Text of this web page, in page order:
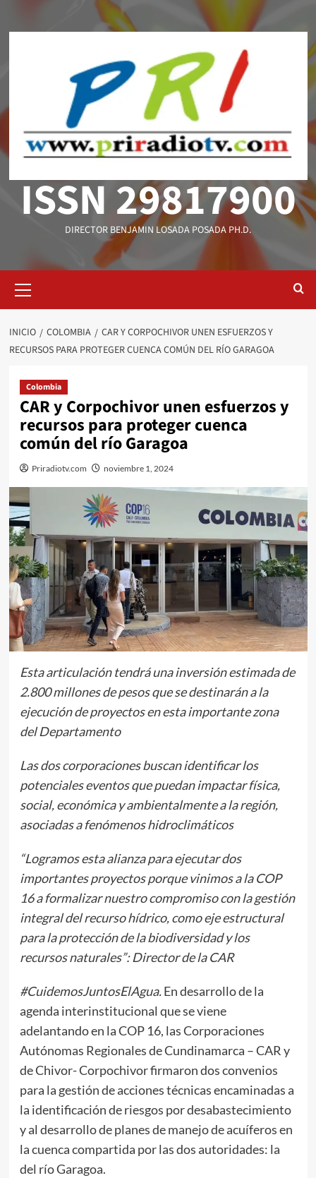
ISSN 29817900
DIRECTOR BENJAMIN LOSADA POSADA PH.D.
primario
INICIO COLOMBIA
CAR Y CORPOCHIVOR UNEN ESFUERZOS Y
RECURSOS PARA PROTEGER CUENCA COMÚN DEL RÍO GARAGOA
Colombia
CAR y Corpochivor unen esfuerzos y
recursos para proteger cuenca
común del río Garagoa
Priradiotv.com noviembre 1, 2024
Esta articulación tendrá una inversión estimada de
2.800 millones de pesos que se destinarán a la
ejecución de proyectos en esta importante zona
del Departamento
Las dos corporaciones buscan identificar los
potenciales eventos que puedan impactar física,
social, económica y ambientalmente a la región,
asociadas a fenómenos hidroclimáticos
“Logramos esta alianza para ejecutar dos
importantes proyectos porque vinimos a la COP
16 a formalizar nuestro compromiso con la gestión
integral del recurso hídrico, como eje estructural
para la protección de la biodiversidad y los
recursos naturales”: Director de la CAR
#CuidemosJuntosElAgua.En desarrollo de la
agenda interinstitucional que se viene
adelantando en la COP 16, las Corporaciones
Autónomas Regionales de Cundinamarca – CAR y
de Chivor- Corpochivor firmaron dos convenios
para la gestión de acciones técnicas encaminadas a
la identificación de riesgos por desabastecimiento
y al desarrollo de planes de manejo de acuíferos en
la cuenca compartida por las dos autoridades: la
del río Garagoa.